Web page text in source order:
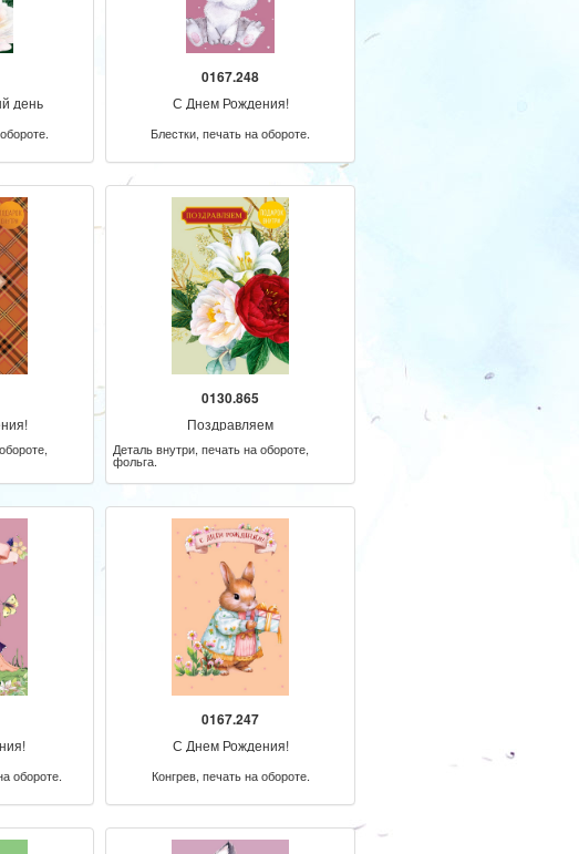
день
0167.248
С Днем Рождения!
Блестки, печать на обороте.
0130.865
Поздравляем
Деталь внутри, печать на обороте,
фольга.
обороте.
0167.247
С Днем Рождения!
Конгрев, печать на обороте.